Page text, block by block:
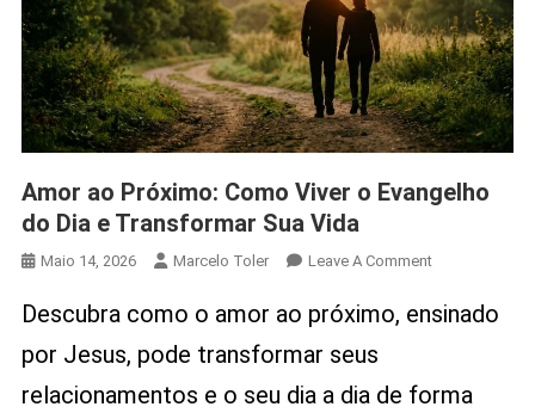
Amor ao Próximo: Como Viver o Evangelho
do Dia e Transformar Sua Vida
Maio 14, 2026 Marcelo Toler Leave A CommentOn
Ao
Viver
Descubra como o amor ao próximo, ensinado
por Jesus, pode transformar seus
relacionamentos e o seu dia a dia de forma